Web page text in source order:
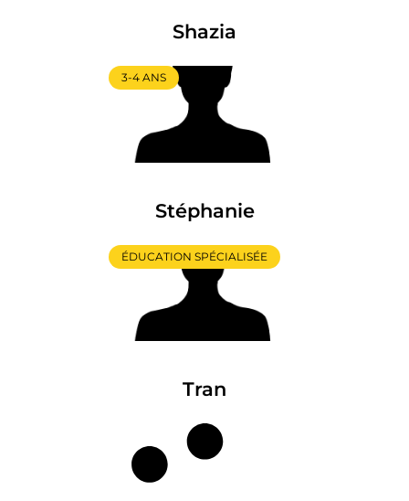
Shazia
3-4 ANS
Stéphanie
ÉDUCATION SPÉCIALISÉE
Tran